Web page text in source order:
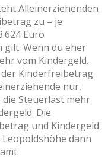
Alleinerziehenden
zu – je
Euro
gilt: Wenn du eher
vom Kindergeld.
Kinderfreibetrag
nur,
Steuerlast mehr
Die
und Kindergeld
dann